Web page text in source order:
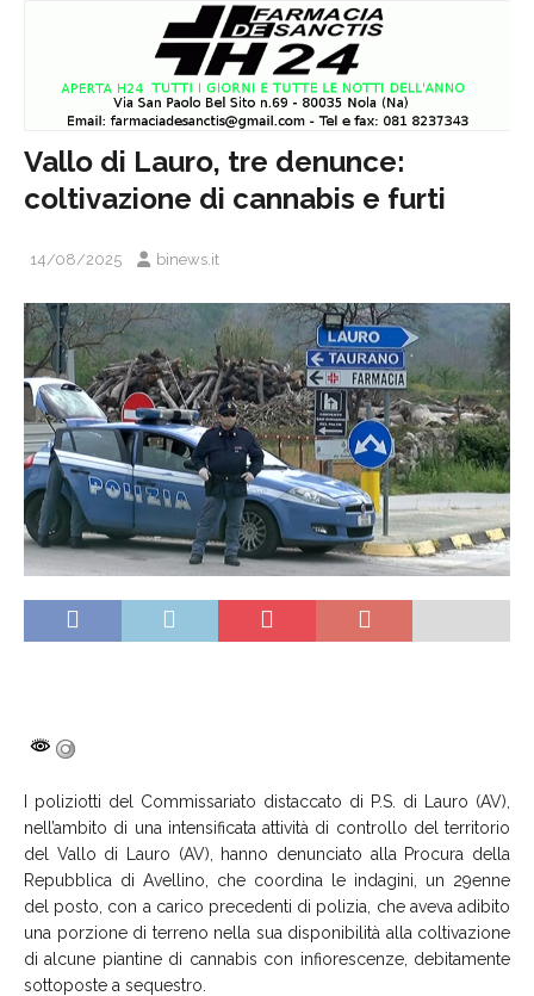
Vallo di Lauro, tre denunce:
coltivazione di cannabis e furti
14/08/2025 binews.it
I poliziotti del Commissariato distaccato di P.S. di Lauro (AV),
nell’ambito di una intensificata attività di controllo del territorio
del Vallo di Lauro (AV), hanno denunciato alla Procura della
Repubblica di Avellino, che coordina le indagini, un 29enne
del posto, con a carico precedenti di polizia, che aveva adibito
una porzione di terreno nella sua disponibilità alla coltivazione
di alcune piantine di cannabis con infiorescenze, debitamente
sottoposte a sequestro.